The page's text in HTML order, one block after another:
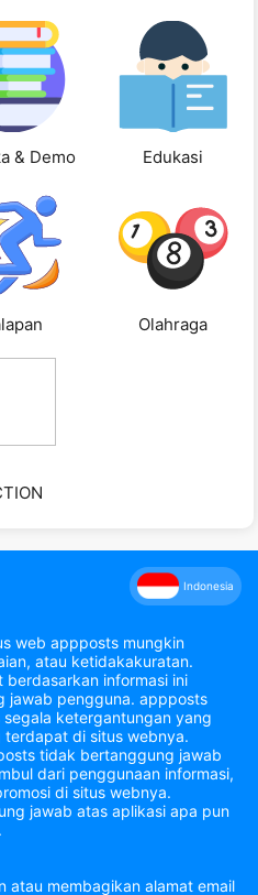
& Demo Edukasi
Olahraga
Indonesia
web appposts mungkin
atau ketidakakuratan.
informasi ini
jawab pengguna. appposts
ketergantungan yang
di situs webnya.
tidak bertanggung jawab
dari penggunaan informasi,
di situs webnya.
jawab atas aplikasi apa pun
atau membagikan alamat email